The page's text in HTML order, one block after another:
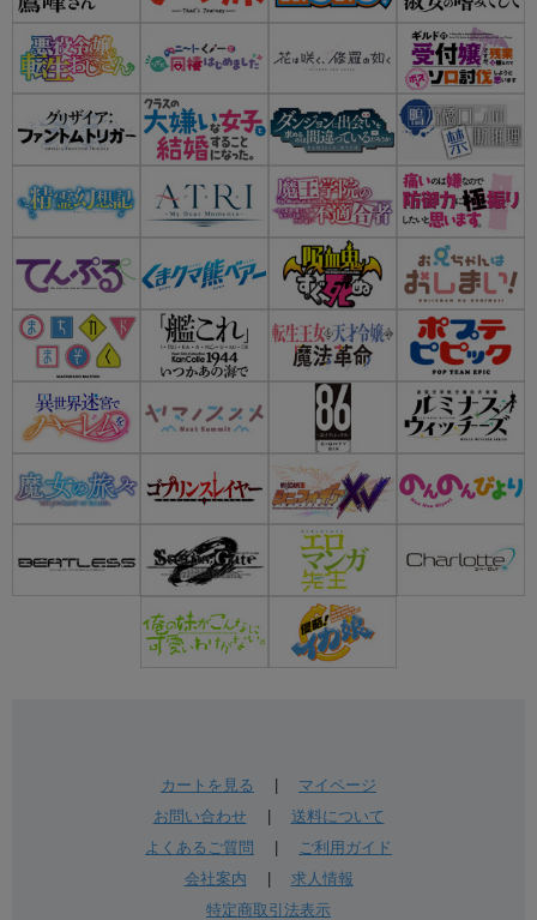
カートを見る
マイページ
お問い合わせ| 送料について
よくあるご質問
ご利用ガイド
会社案内
求人情報
特定商取引法表示